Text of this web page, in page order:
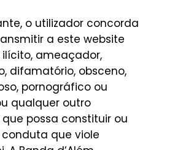
o utilizador concorda
a este website
ameaçador,
difamatório, obsceno,
pornográfico ou
qualquer outro
possa constituir ou
que viole